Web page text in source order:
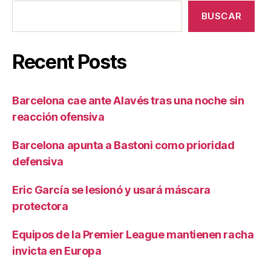
BUSCAR
Recent Posts
Barcelona cae ante Alavés tras una noche sin
reacción ofensiva
Barcelona apunta a Bastoni como prioridad
defensiva
Eric García se lesionó y usará máscara
protectora
Equipos de la Premier League mantienen racha
invicta en Europa